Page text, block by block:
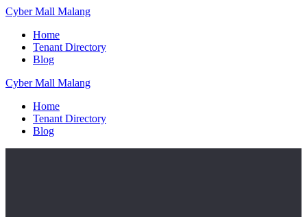
Skip
content
CyberMall Malang
Home
Tenant Directory
Blog
CyberMall Malang
Home
Tenant Directory
Blog